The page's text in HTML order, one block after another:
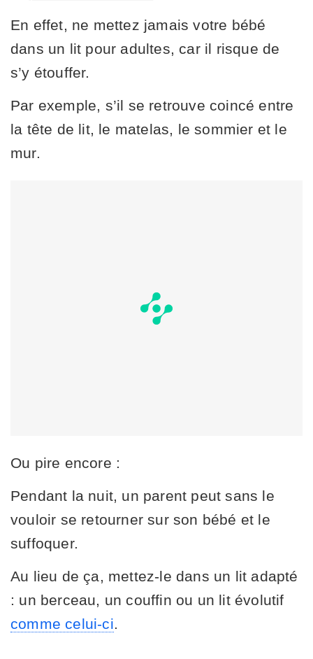
En effet, ne mettez jamais votre bébé
dans un lit pour adultes, car il risque de
s’y étouffer.
Par exemple, s’il se retrouve coincé entre
la tête de lit, le matelas, le sommier et le
mur.
Ou pire encore :
Pendant la nuit, un parent peut sans le
vouloir se retourner sur son bébé et le
suffoquer.
Au lieu de ça, mettez-le dans un lit adapté
: un berceau, un couffin ou un lit évolutif
comme celui-ci.